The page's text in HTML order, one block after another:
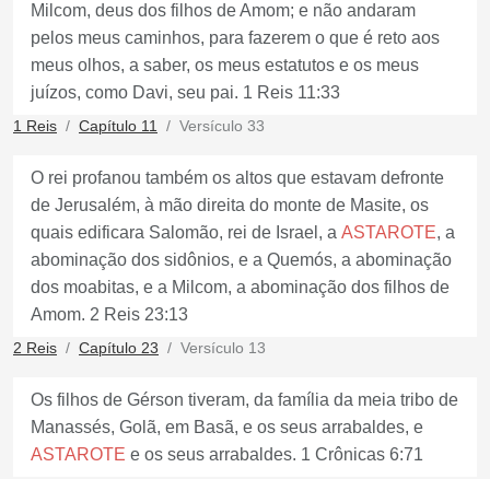
Milcom, deus dos filhos de Amom; e não andaram
pelos meus caminhos, para fazerem o que é reto aos
meus olhos, a saber, os meus estatutos e os meus
juízos, como Davi, seu pai. 1 Reis 11:33
1 Reis Capítulo 11 Versículo 33
O rei profanou também os altos que estavam defronte
de Jerusalém, à mão direita do monte de Masite, os
quais edificara Salomão, rei de Israel, a ASTAROTE, a
abominação dos sidônios, e a Quemós, a abominação
dos moabitas, e a Milcom, a abominação dos filhos de
Amom. 2 Reis 23:13
2 Reis Capítulo 23 Versículo 13
Os filhos de Gérson tiveram, da família da meia tribo de
Manassés, Golã, em Basã, e os seus arrabaldes, e
ASTAROTE e os seus arrabaldes. 1 Crônicas 6:71